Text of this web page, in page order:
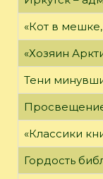
«Кот в
«Хозяин
Тени
«Классики
Гордость